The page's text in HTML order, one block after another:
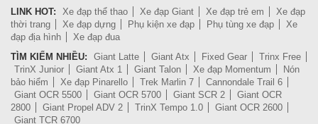
LINK HOT: Xe đạp thể thao Xe đạp Giant Xe đạp trẻ em
Xe đạp
thời trang
Xe đạp dựng Phụ kiện xe đạp Phụ tùng xe đạp
Xe
đạp địa hình
Xe đạp đua
TÌM KIẾM NHIỀU:
Giant Latte Giant Atx Fixed Gear
Trinx Free
TrinX Junior
Giant Atx 1 Giant Talon Xe đạp Momentum
Nón
bảo hiểm
Xe đạp Pinarello Trek Marlin 7
Cannondale Trail 6
Giant OCR 5500
Giant OCR 5700 Giant SCR 2
Giant OCR
2800
Giant Propel ADV 2 TrinX Tempo 1.0
Giant OCR 2600
Giant TCR 6700